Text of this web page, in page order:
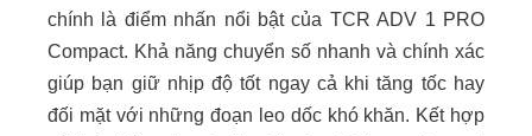
chính là điểm nhấn nổi bật của TCR ADV 1 PRO
Compact. Khả năng chuyển số nhanh và chính xác
giúp bạn giữ nhịp độ tốt ngay cả khi tăng tốc hay
đối mặt với những đoạn leo dốc khó khăn. Kết hợp